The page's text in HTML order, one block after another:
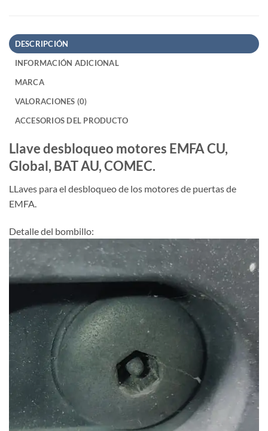
DESCRIPCIÓN
INFORMACIÓN ADICIONAL
MARCA
VALORACIONES (0)
ACCESORIOS DEL PRODUCTO
Llave desbloqueo motores EMFA CU,
Global, BAT AU, COMEC.
LLaves para el desbloqueo de los motores de puertas de
EMFA.
Detalle del bombillo: